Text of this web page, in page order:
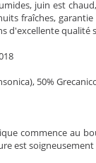
juin est
fraîches,
d'excellente
50%
commence au
est